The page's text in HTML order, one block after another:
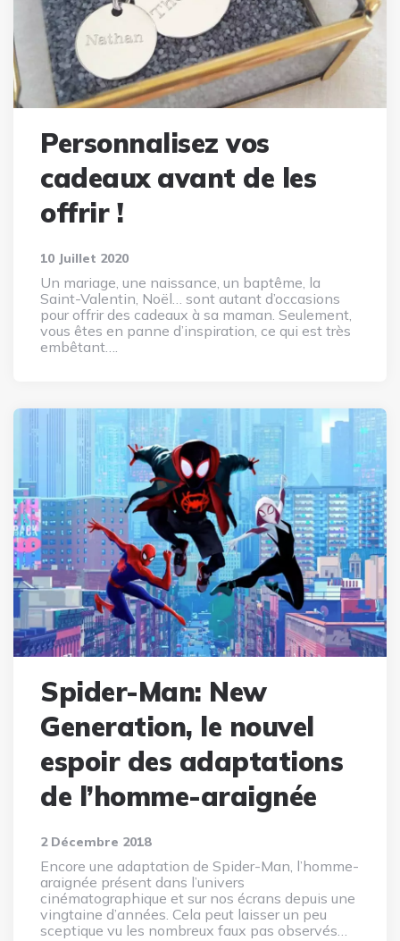
Personnalisez vos
cadeaux avant de les
offrir !
10 Juillet 2020
Un mariage, une naissance, un baptême, la
Saint-Valentin, Noël… sont autant d’occasions
pour offrir des cadeaux à sa maman. Seulement,
vous êtes en panne d’inspiration, ce qui est très
embêtant….
Spider-Man: New
Generation, le nouvel
espoir des adaptations
de l’homme-araignée
2 Décembre 2018
Encore une adaptation de Spider-Man, l’homme-
araignée présent dans l’univers
cinématographique et sur nos écrans depuis une
vingtaine d’années. Cela peut laisser un peu
sceptique vu les nombreux faux pas observés…